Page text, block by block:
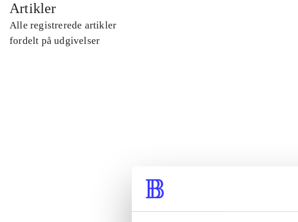
Artikler
Alle registrerede artikler
fordelt på udgivelser